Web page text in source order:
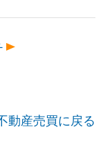
動産売買に戻る